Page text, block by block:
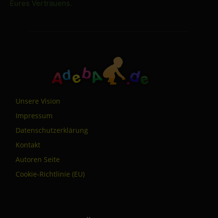
Eures Vertrauens.
Unsere Vision
Impressum
Datenschutzerklärung
Kontakt
Autoren Seite
Cookie-Richtlinie (EU)